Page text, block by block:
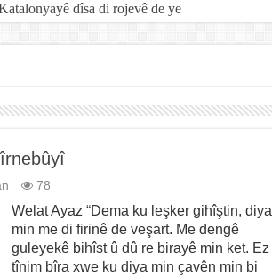
dîsa di rojevê de ye
78
Welat Ayaz “Dema ku leşker gihîştin, diya
min me di firinê de veşart. Me dengê
guleyekê bihîst û dû re birayê min ket. Ez
tînim bîra xwe ku diya min çavên min bi